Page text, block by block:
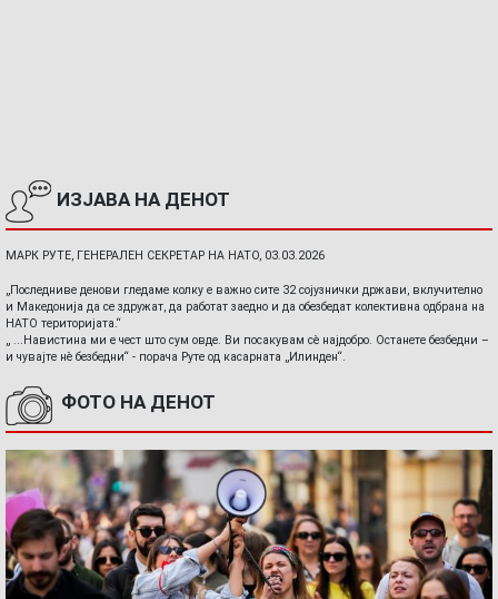
ИЗЈАВА НА ДЕНОТ
МАРК РУТЕ, ГЕНЕРАЛЕН СЕКРЕТАР НА НАТО, 03.03.2026
„Последниве денови гледаме колку е важно сите 32 сојузнички држави, вклучително
и Македонија да се здружат, да работат заедно и да обезбедат колективна одбрана на
НАТО територијата.“
„ ...Навистина ми е чест што сум овде. Ви посакувам сè најдобро. Останете безбедни –
и чувајте нè безбедни“ - порача Руте од касарната „Илинден“.
ФОТО НА ДЕНОТ